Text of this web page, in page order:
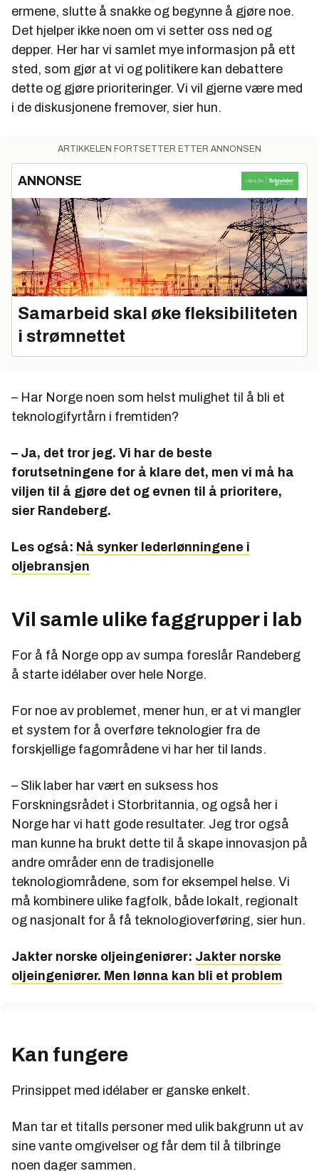
ermene, slutte å snakke og begynne å gjøre noe.
Det hjelper ikke noen om vi setter oss ned og
depper. Her har vi samlet mye informasjon på ett
sted, som gjør at vi og politikere kan debattere
dette og gjøre prioriteringer. Vi vil gjerne være med
i de diskusjonene fremover, sier hun.
ARTIKKELEN FORTSETTER ETTER ANNONSEN
ANNONSE
Samarbeid skal øke fleksibiliteten
i strømnettet
– Har Norge noen som helst mulighet til å bli et
teknologifyrtårn i fremtiden?
– Ja, det tror jeg. Vi har de beste
forutsetningene for å klare det, men vi må ha
viljen til å gjøre det og evnen til å prioritere,
sier Randeberg.
Les også: Nå synker lederlønningene i
oljebransjen
Vil samle ulike faggrupper i lab
For å få Norge opp av sumpa foreslår Randeberg
å starte idélaber over hele Norge.
For noe av problemet, mener hun, er at vi mangler
et system for å overføre teknologier fra de
forskjellige fagområdene vi har her til lands.
– Slik laber har vært en suksess hos
Forskningsrådet i Storbritannia, og også her i
Norge har vi hatt gode resultater. Jeg tror også
man kunne ha brukt dette til å skape innovasjon på
andre områder enn de tradisjonelle
teknologiområdene, som for eksempel helse. Vi
må kombinere ulike fagfolk, både lokalt, regionalt
og nasjonalt for å få teknologioverføring, sier hun.
Jakter norske oljeingeniører: Jakter norske
oljeingeniører. Men lønna kan bli et problem
Kan fungere
Prinsippet med idélaber er ganske enkelt.
Man tar et titalls personer med ulik bakgrunn ut av
sine vante omgivelser og får dem til å tilbringe
noen dager sammen.